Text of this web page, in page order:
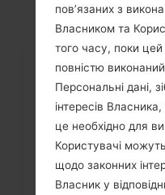
пов’язаних з
Власником та
того часу, поки
повністю
Персональні дані,
інтересів
це необхідно для
Користувачі
щодо законних
Власник у